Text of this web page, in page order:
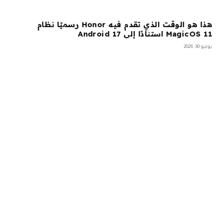
هذا هو الوقت الذي تقدم فيه Honor رسميًا نظام
MagicOS 11 استنادًا إلى Android 17
يوليو 30, 2026